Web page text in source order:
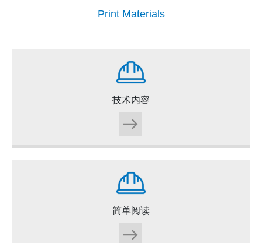
Print Materials
技术内容
简单阅读